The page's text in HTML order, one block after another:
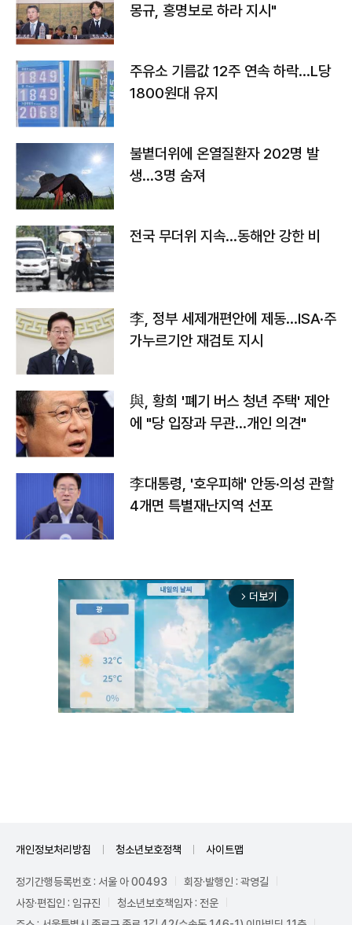
몽규, 홍명보로 하라 지시"
주유소 기름값 12주 연속 하락…L당
1800원대 유지
불볕더위에 온열질환자 202명 발
생…3명 숨져
전국 무더위 지속…동해안 강한 비
李, 정부 세제개편안에 제동…ISA·주
가누르기안 재검토 지시
與, 황희 '폐기 버스 청년 주택' 제안
에 "당 입장과 무관…개인 의견"
李대통령, '호우피해' 안동·의성 관할
4개면 특별재난지역 선포
arrow_forward_ios 더보기
개인정보처리방침 청소년보호정책 사이트맵
정기간행등록번호 : 서울 아 00493
회장·발행인 : 곽영길
사장·편집인 : 임규진
청소년보호책임자 : 전운